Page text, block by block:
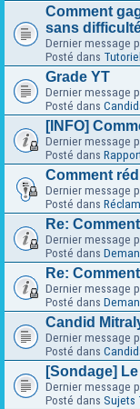
Comment
sans
Dernier message
Posté dans
Grade YT
Dernier message
Posté dans
[INFO]
Dernier message
Posté dans
Comment
Dernier message
Posté dans
Re:
Dernier message
Posté dans
Re:
Dernier message
Posté dans
Candid
Dernier message
Posté dans
[Sondage]
Dernier message
Posté dans Sujets